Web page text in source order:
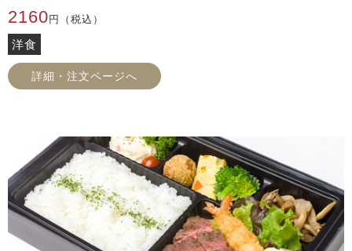
2160 円（税込）
洋食
詳細・注文ページへ